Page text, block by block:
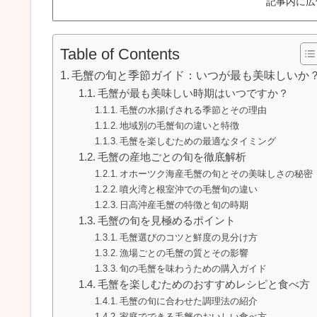
Table of Contents
毛蟹の旬と季節ガイド：いつが最も美味しいか？
毛蟹が最も美味しい時期はいつですか？
毛蟹の水揚げされる季節とその理由
地域別の毛蟹旬の違いと特徴
毛蟹を楽しむための最適なタイミング
毛蟹の産地ごとの旬を徹底解析
オホーツク海産毛蟹の旬とその美味しさの秘密
噴火湾と根室沖での毛蟹旬の違い
日高沖産毛蟹の特徴と旬の時期
毛蟹の旬を見極めるポイント
毛蟹選びのコツと鮮度の見分け方
漁場ごとの毛蟹の質とその影響
旬の毛蟹を味わうための購入ガイド
毛蟹を楽しむためのおすすめレシピと食べ方
毛蟹の旬に合わせた調理法の紹介